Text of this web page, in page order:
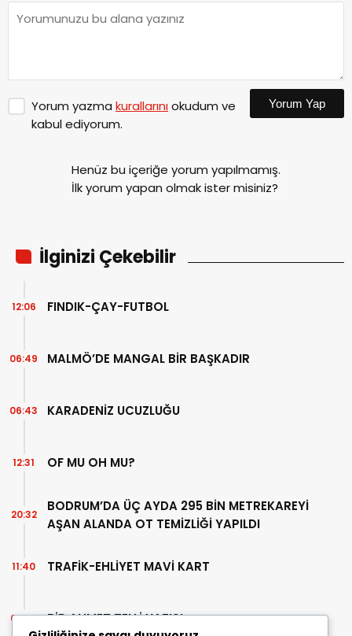
Yorum yazma kurallarınıokudum ve
kabul ediyorum.
Yorum Yap
Henüz bu içeriğe yorum yapılmamış.
İlk yorum yapan olmak ister misiniz?
İlginizi Çekebilir
FINDIK-ÇAY-FUTBOL
12:06
MALMÖ’DE MANGAL BİR BAŞKADIR
06:49
KARADENİZ UCUZLUĞU
06:43
OF MU OH MU?
12:31
BODRUM’DA ÜÇ AYDA 295 BİN METREKAREYİ
AŞAN ALANDA OT TEMİZLİĞİ YAPILDI
20:32
TRAFİK-EHLİYET MAVİ KART
11:40
BİR AHMET TELLİ YAZISI
07:30